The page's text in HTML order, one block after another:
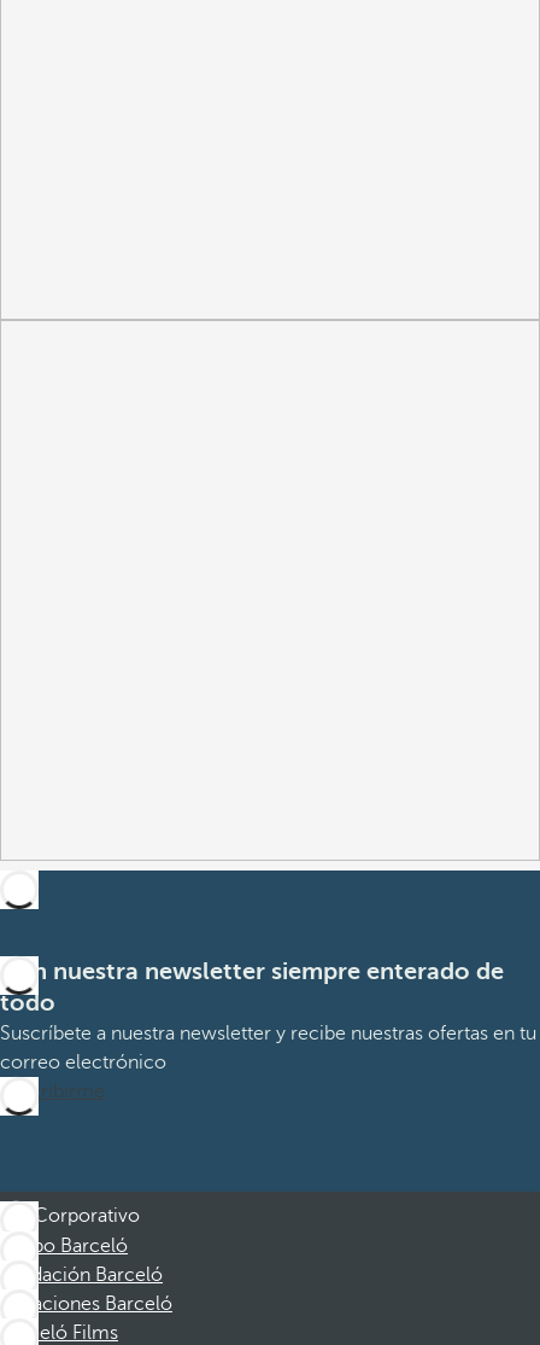
Con nuestra newsletter siempre enterado de
todo
Suscríbete a nuestra newsletter y recibe nuestras ofertas en tu
correo electrónico
Suscribirme
Corporativo
Grupo Barceló
Fundación Barceló
Vacaciones Barceló
Barceló Films